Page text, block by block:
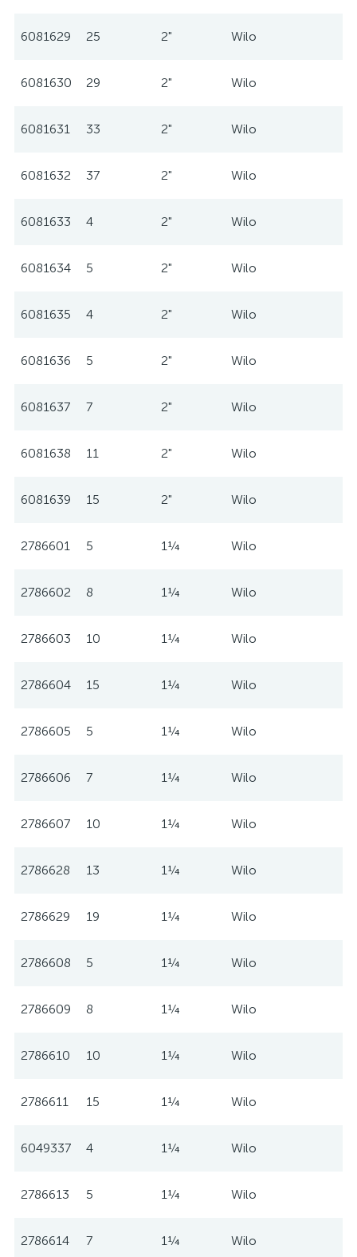
6081629 25 2" Wilo
6081630 29 2" Wilo
6081631 33 2" Wilo
6081632 37 2" Wilo
6081633 4 2" Wilo
6081634 5 2" Wilo
6081635 4 2" Wilo
6081636 5 2" Wilo
6081637 7 2" Wilo
6081638 11 2" Wilo
6081639 15 2" Wilo
2786601 5 1¼ Wilo
2786602 8 1¼ Wilo
2786603 10 1¼ Wilo
2786604 15 1¼ Wilo
2786605 5 1¼ Wilo
2786606 7 1¼ Wilo
2786607 10 1¼ Wilo
2786628 13 1¼ Wilo
2786629 19 1¼ Wilo
2786608 5 1¼ Wilo
2786609 8 1¼ Wilo
2786610 10 1¼ Wilo
2786611 15 1¼ Wilo
6049337 4 1¼ Wilo
2786613 5 1¼ Wilo
2786614 7 1¼ Wilo